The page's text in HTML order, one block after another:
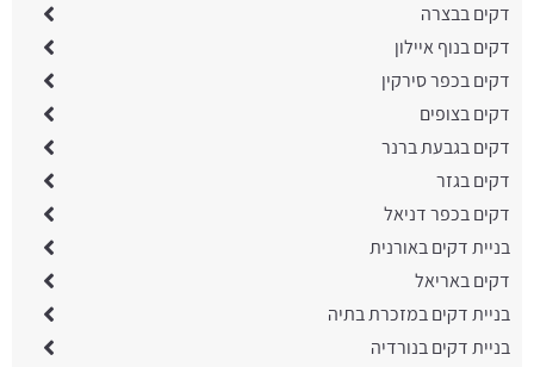
דקים בבצרה
דקים בנוף איילון
דקים בכפר סירקין
דקים בצופים
דקים בגבעת ברנר
דקים בגזר
דקים בכפר דניאל
בניית דקים באורנית
דקים באריאל
בניית דקים במזכרת בתיה
בניית דקים בנורדיה